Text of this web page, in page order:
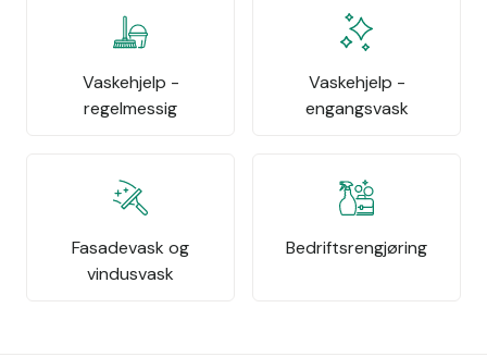
Vaskehjelp -
regelmessig
Vaskehjelp -
engangsvask
Fasadevask og
vindusvask
Bedriftsrengjøring